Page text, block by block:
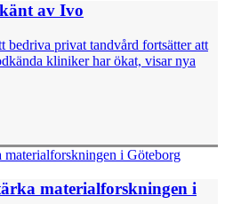
av Ivo
bedriva privat tandvård fortsätter att
kliniker har ökat, visar nya
materialforskningen i